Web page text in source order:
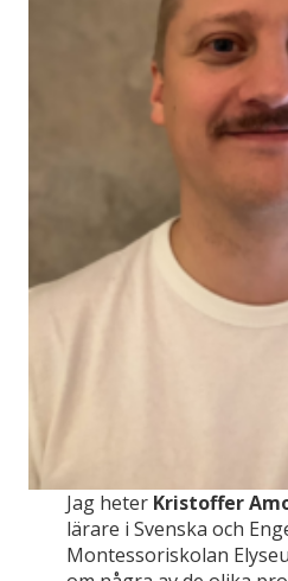
Jag heter Kristoffer
lärare i Svenska och
Montessoriskolan